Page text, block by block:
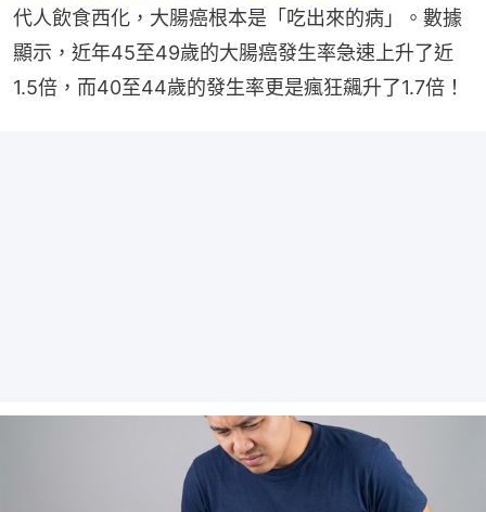
代人飲食西化，大腸癌根本是「吃出來的病」。數據
顯示，近年45至49歲的大腸癌發生率急速上升了近
1.5倍，而40至44歲的發生率更是瘋狂飆升了1.7倍！